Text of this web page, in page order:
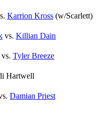
Karrion Kross (w/Scarlett)
vs. Killian Dain
vs. Tyler Breeze
Hartwell
Damian Priest